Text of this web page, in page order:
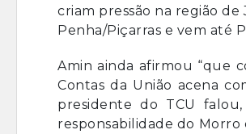
criam pressão na região
Penha/Piçarras e vem até
Amin ainda afirmou “que
Contas da União acena
presidente do TCU
responsabilidade do Morro